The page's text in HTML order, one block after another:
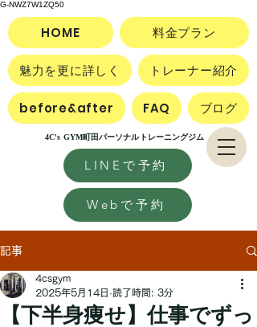
G-NWZ7W1ZQ50
LINEで予約
Webで予約
4C's GYM町田パーソナルトレーニングジム
HOME 料金プラン
魅力を更に詳しく トレーナー紹介
before&after FAQ ブログ
記事
【下半身痩せ】仕事でずっ
4csgym
2025年5月14日 読了時間: 3分